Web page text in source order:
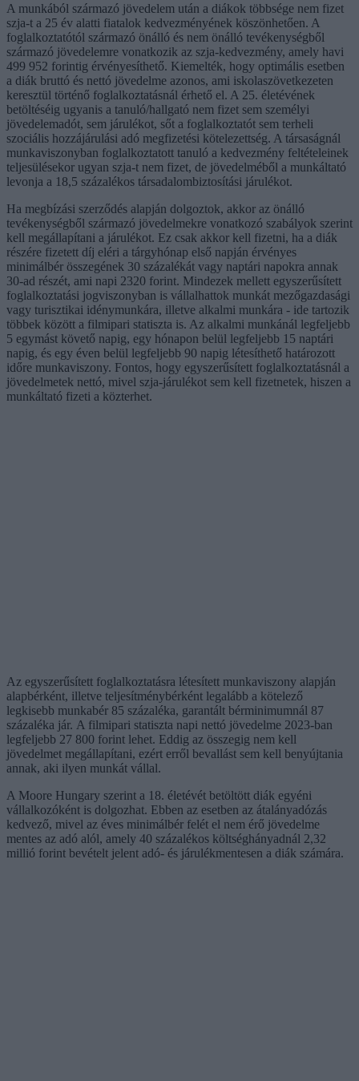
A munkából származó jövedelem után a diákok többsége nem fizet
szja-t a 25 év alatti fiatalok kedvezményének köszönhetően. A
foglalkoztatótól származó önálló és nem önálló tevékenységből
származó jövedelemre vonatkozik az szja-kedvezmény, amely havi
499 952 forintig érvényesíthető. Kiemelték, hogy optimális esetben
a diák bruttó és nettó jövedelme azonos, ami iskolaszövetkezeten
keresztül történő foglalkoztatásnál érhető el. A 25. életévének
betöltéséig ugyanis a tanuló/hallgató nem fizet sem személyi
jövedelemadót, sem járulékot, sőt a foglalkoztatót sem terheli
szociális hozzájárulási adó megfizetési kötelezettség. A társaságnál
munkaviszonyban foglalkoztatott tanuló a kedvezmény feltételeinek
teljesülésekor ugyan szja-t nem fizet, de jövedelméből a munkáltató
levonja a 18,5 százalékos társadalombiztosítási járulékot.
Ha megbízási szerződés alapján dolgoztok, akkor az önálló
tevékenységből származó jövedelmekre vonatkozó szabályok szerint
kell megállapítani a járulékot. Ez csak akkor kell fizetni, ha a diák
részére fizetett díj eléri a tárgyhónap első napján érvényes
minimálbér összegének 30 százalékát vagy naptári napokra annak
30-ad részét, ami napi 2320 forint. Mindezek mellett egyszerűsített
foglalkoztatási jogviszonyban is vállalhattok munkát mezőgazdasági
vagy turisztikai idénymunkára, illetve alkalmi munkára - ide tartozik
többek között a filmipari statiszta is. Az alkalmi munkánál legfeljebb
5 egymást követő napig, egy hónapon belül legfeljebb 15 naptári
napig, és egy éven belül legfeljebb 90 napig létesíthető határozott
időre munkaviszony. Fontos, hogy egyszerűsített foglalkoztatásnál a
jövedelmetek nettó, mivel szja-járulékot sem kell fizetnetek, hiszen a
munkáltató fizeti a közterhet.
Az egyszerűsített foglalkoztatásra létesített munkaviszony alapján
alapbérként, illetve teljesítménybérként legalább a kötelező
legkisebb munkabér 85 százaléka, garantált bérminimumnál 87
százaléka jár. A filmipari statiszta napi nettó jövedelme 2023-ban
legfeljebb 27 800 forint lehet. Eddig az összegig nem kell
jövedelmet megállapítani, ezért erről bevallást sem kell benyújtania
annak, aki ilyen munkát vállal.
A Moore Hungary szerint a 18. életévét betöltött diák egyéni
vállalkozóként is dolgozhat. Ebben az esetben az átalányadózás
kedvező, mivel az éves minimálbér felét el nem érő jövedelme
mentes az adó alól, amely 40 százalékos költséghányadnál 2,32
millió forint bevételt jelent adó- és járulékmentesen a diák számára.